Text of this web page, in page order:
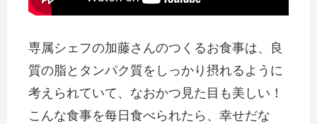
専属シェフの加藤さんのつくるお食事は、良
質の脂とタンパク質をしっかり摂れるように
考えられていて、なおかつ見た目も美しい！
こんな食事を每日食べられたら、幸せだな